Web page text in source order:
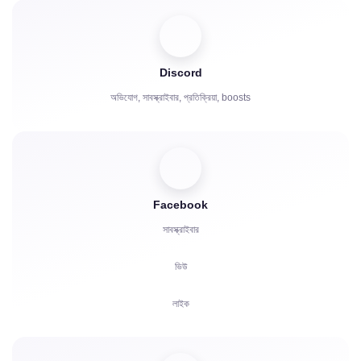
Discord
অভিযোগ, সাবস্ক্রাইবার, প্রতিক্রিয়া, boosts
Facebook
সাবস্ক্রাইবার
ভিউ
লাইক